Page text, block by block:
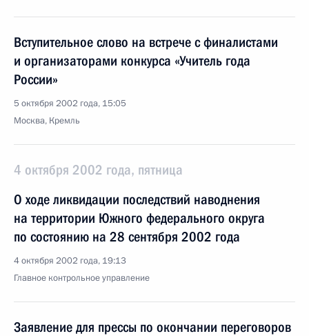
Вступительное слово на встрече с финалистами
и организаторами конкурса «Учитель года
России»
5 октября 2002 года, 15:05
Москва, Кремль
4 октября 2002 года, пятница
О ходе ликвидации последствий наводнения
на территории Южного федерального округа
по состоянию на 28 сентября 2002 года
4 октября 2002 года, 19:13
Главное контрольное управление
Заявление для прессы по окончании переговоров